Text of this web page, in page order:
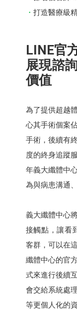
打造醫療級
LINE官
展現諮
價值
為了提供超越
心其手術個案
手術，後續有
度的終身追蹤
年義大纖體中
為與病患溝通
義大纖體中心
接觸點，讓看
客群，可以在
纖體中心的官
式來進行後續
會交給系統處
等更個人化的